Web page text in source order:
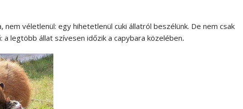
véletlenül: egy hihetetlenül cuki állatról beszélünk. De nem csak
legtöbb állat szívesen időzik a capybara közelében.